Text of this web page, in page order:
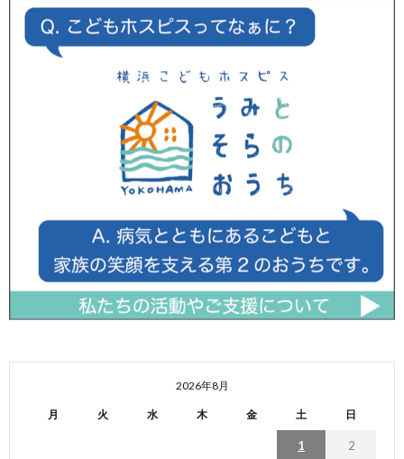
2026年8月
月 火 水 木 金 土 日
1 2